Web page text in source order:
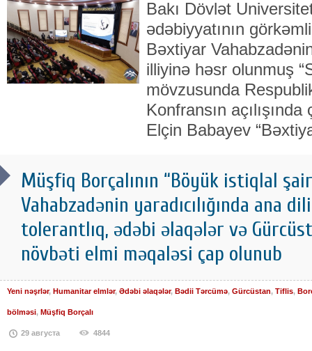
Bakı Dövlət
ədəbiyyatının
Bəxtiyar
illiyinə həsr olunmuş
mövzusunda
Konfransın
Elçin Babayev
Müşfiq Borçalının “Böyük istiqlal
Vahabzadənin yaradıcılığında ana
tolerantlıq, ədəbi əlaqələr və
növbəti elmi məqaləsi çap olunub
Yeni nəşrlər, Humanitar elmlər, Ədəbi əlaqələr, Bədii Tərcümə, Gürcüstan, Tiflis,
bölməsi, Müşfiq Borçalı
29 августа 4844